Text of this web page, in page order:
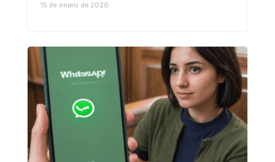
15 de enero de 2026